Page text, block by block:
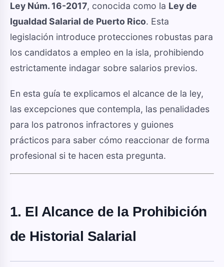
Ley Núm. 16-2017, conocida como la Ley de
Igualdad Salarial de Puerto Rico. Esta
legislación introduce protecciones robustas para
los candidatos a empleo en la isla, prohibiendo
estrictamente indagar sobre salarios previos.
En esta guía te explicamos el alcance de la ley,
las excepciones que contempla, las penalidades
para los patronos infractores y guiones
prácticos para saber cómo reaccionar de forma
profesional si te hacen esta pregunta.
1. El Alcance de la Prohibición
de Historial Salarial